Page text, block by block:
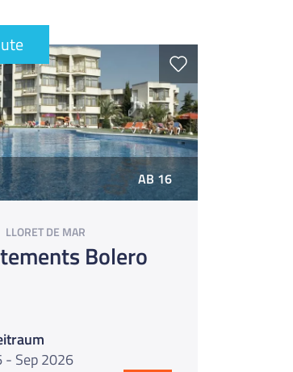
AB 16
LLORET DE MAR
Bolero
- Sep 2026